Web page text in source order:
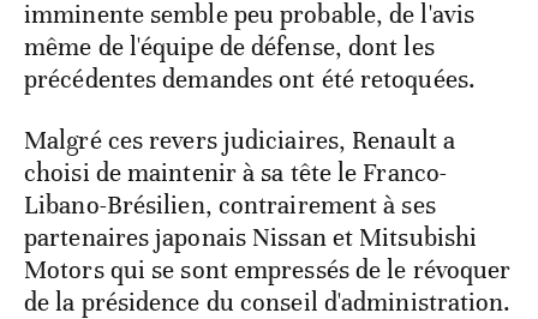
imminente semble peu probable, de l'avis
même de l'équipe de défense, dont les
précédentes demandes ont été retoquées.
Malgré ces revers judiciaires, Renault a
choisi de maintenir à sa tête le Franco-
Libano-Brésilien, contrairement à ses
partenaires japonais Nissan et Mitsubishi
Motors qui se sont empressés de le révoquer
de la présidence du conseil d'administration.